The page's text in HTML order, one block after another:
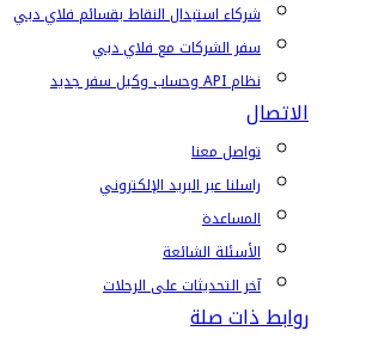
شركاء استبدال النقاط بقسائم فلاي دبي
سفر الشركات مع فلاي دبي
نظام API وحساب وكيل سفر جديد
الاتصال
تواصل معنا
راسلنا عبر البريد الإلكتروني
المساعدة
الأسئلة الشائعة
آخر التحديثات على الرحلات
روابط ذات صلة